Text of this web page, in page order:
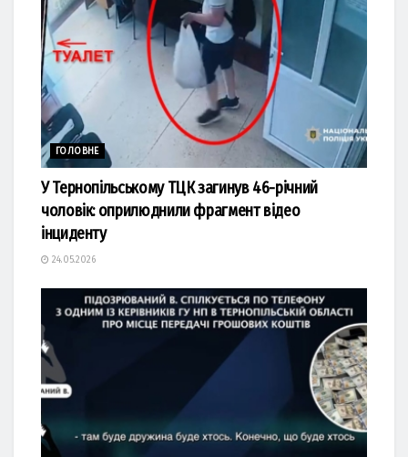
ГОЛОВНЕ
У Тернопільському ТЦК загинув 46-річний
чоловік: оприлюднили фрагмент відео
інциденту
24.05.2026